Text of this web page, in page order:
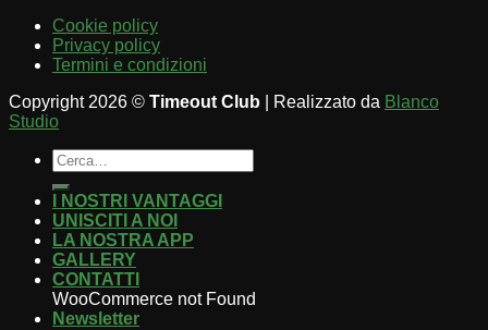
Cookie policy
Privacy policy
Termini e condizioni
Copyright 2026 © Timeout Club | Realizzato da Blanco
Studio
I NOSTRI VANTAGGI
UNISCITI A NOI
LA NOSTRA APP
GALLERY
CONTATTI
WooCommerce not Found
Newsletter